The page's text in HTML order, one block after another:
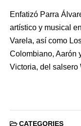
Enfatizó Parra
artístico y musical
Varela, así como
Colombiano, Aarón
Victoria, del salsero
CATEGORIES